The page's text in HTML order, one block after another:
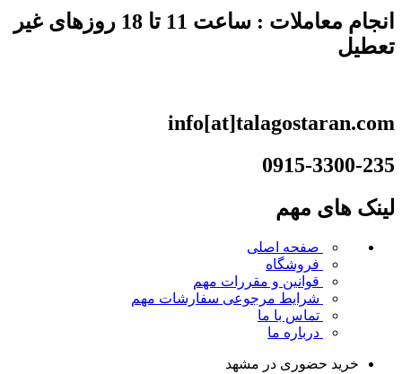
انجام معاملات : ساعت 11 تا 18 روزهای غیر
تعطیل
info[at]talagostaran.com
0915-3300-235
لینک های مهم
صفحه اصلی
فروشگاه
قوانین و مقررات مهم
شرایط مرجوعی سفارشات مهم
تماس با ما
درباره ما
خرید حضوری در مشهد